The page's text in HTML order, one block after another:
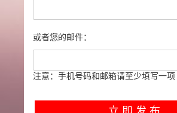
或者您的邮件：
注意：手机号码和邮箱请至少填写一项